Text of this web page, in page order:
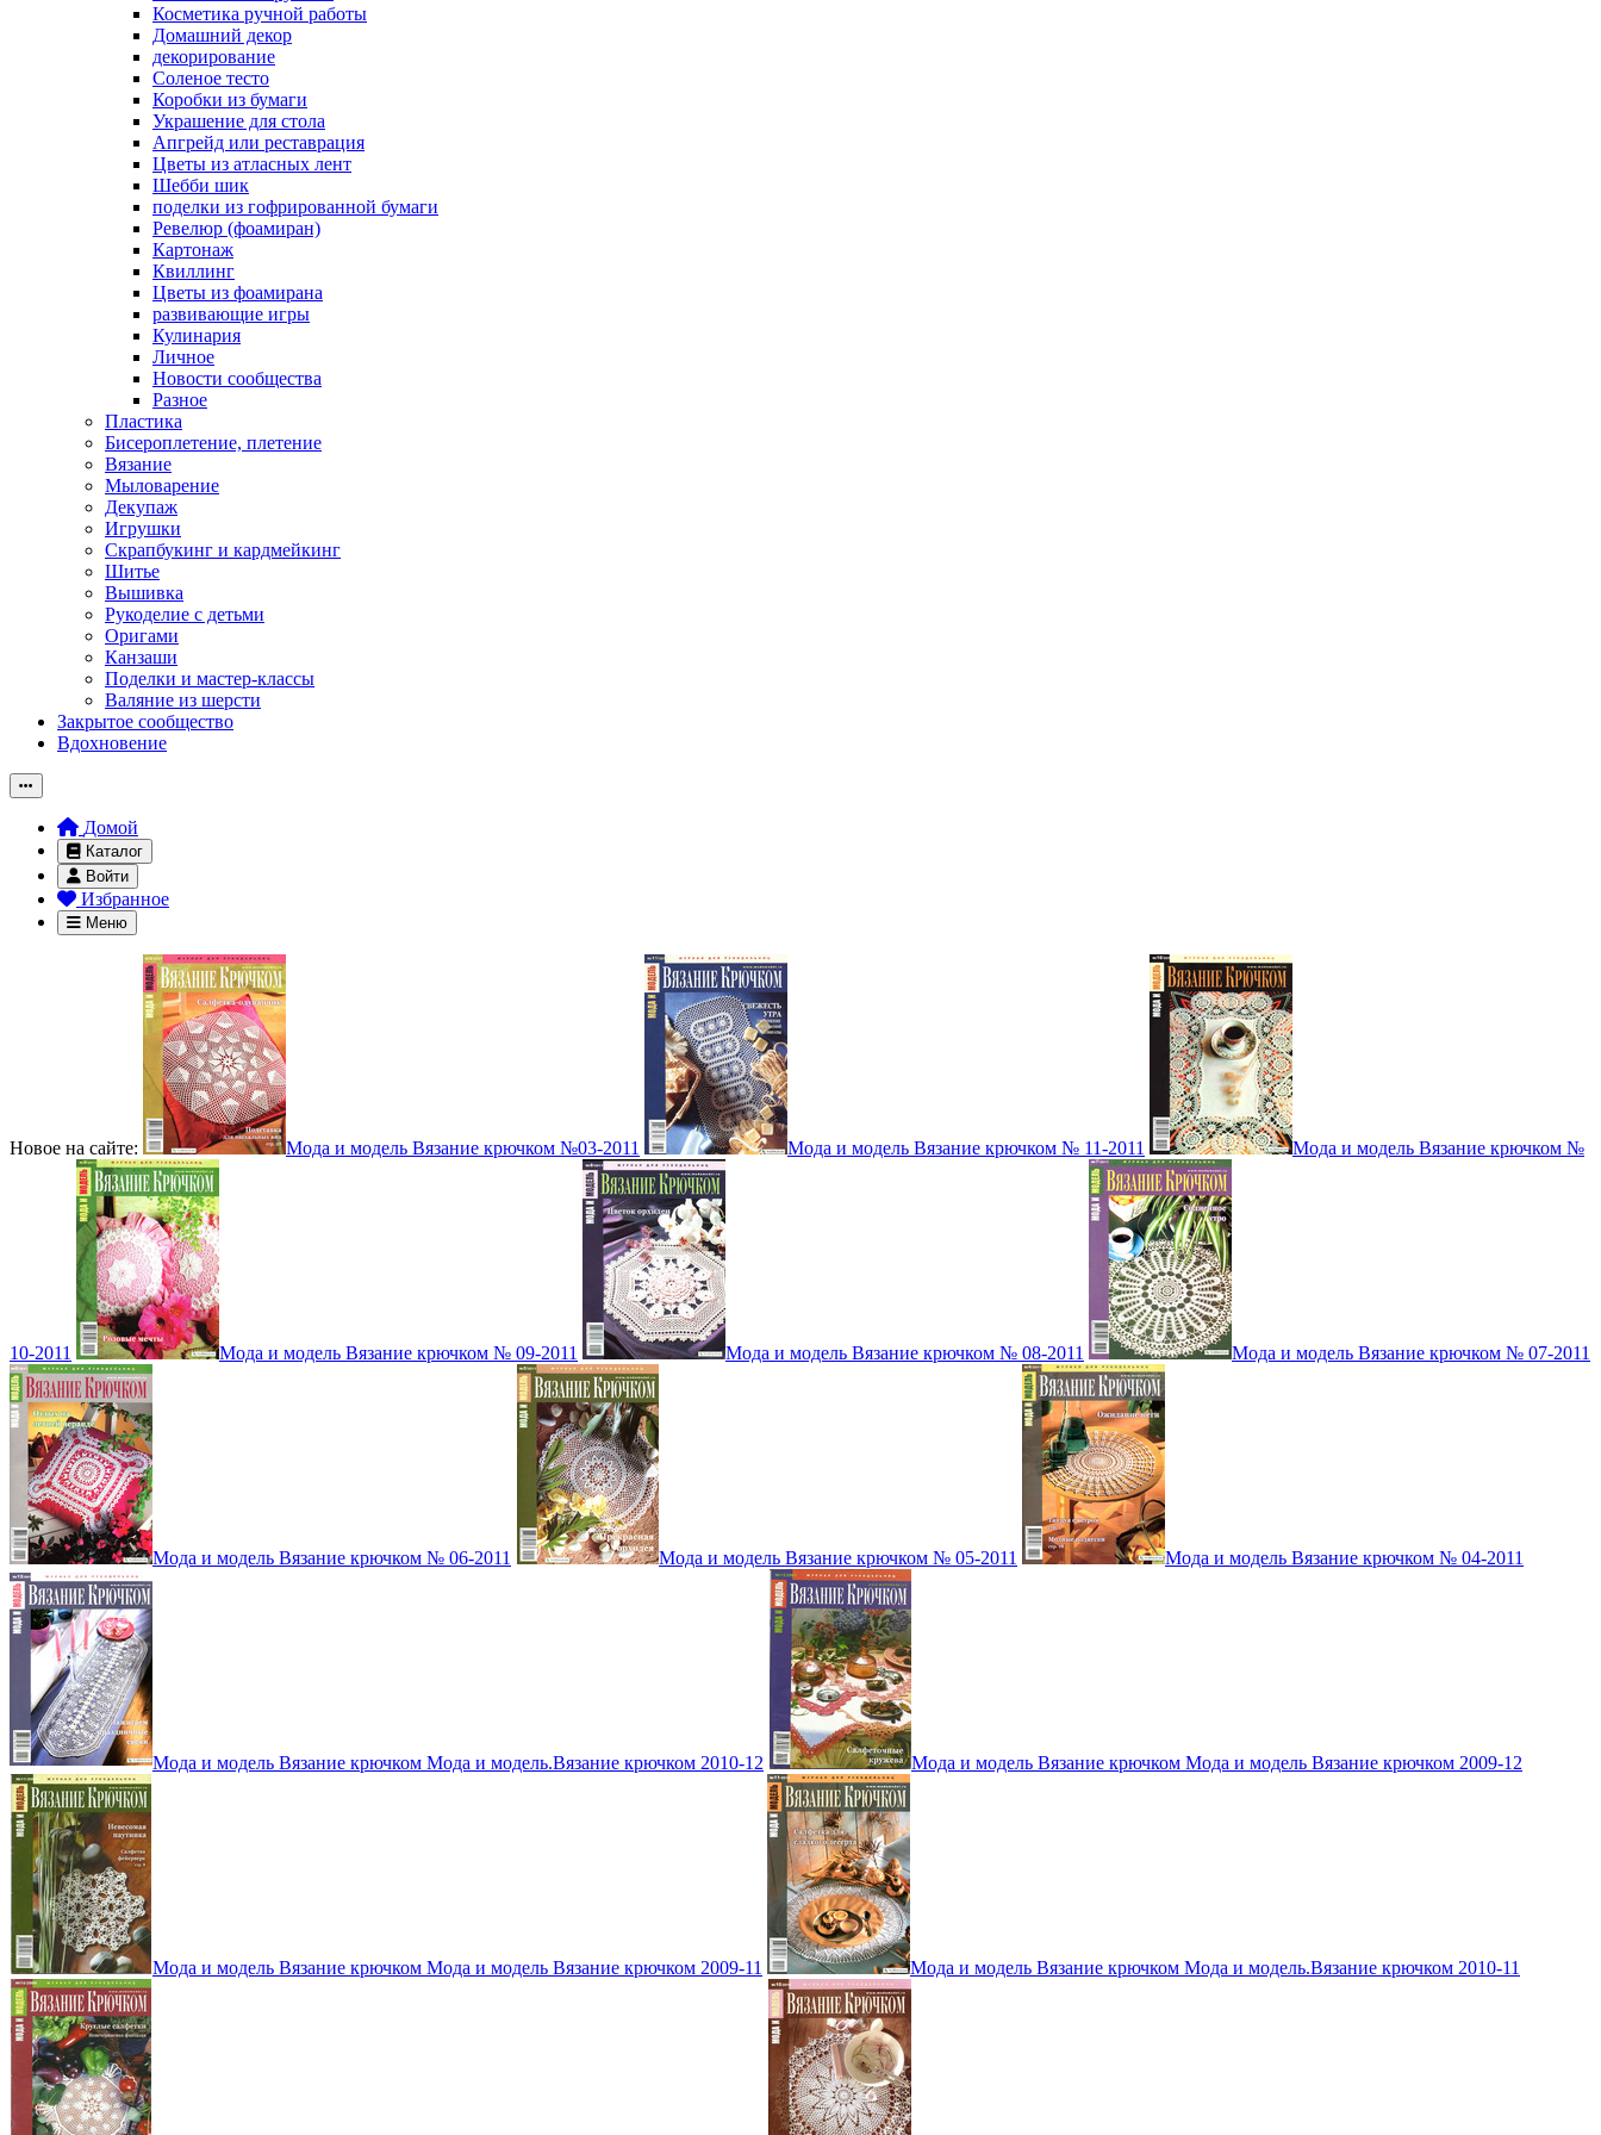
Косметика ручной работы
Домашний декор
декорирование
Соленое тесто
Коробки из бумаги
Украшение для стола
Апгрейд или реставрация
Цветы из атласных лент
Шебби шик
поделки из гофрированной бумаги
Ревелюр (фоамиран)
Картонаж
Квиллинг
Цветы из фоамирана
развивающие игры
Кулинария
Личное
Новости сообщества
Разное
Пластика
Бисероплетение, плетение
Вязание
Мыловарение
Декупаж
Игрушки
Скрапбукинг и кардмейкинг
Шитье
Вышивка
Рукоделие с детьми
Оригами
Канзаши
Поделки и мастер-классы
Валяние из шерсти
Закрытое сообщество
Вдохновение
Домой
Каталог
Войти
Избранное
Меню
Новое на сайте: Мода и модель Вязание крючком №03-2011 Мода и модель Вязание крючком № 11-2011 Мода и модель Вязание крючком №
10-2011 Мода и модель Вязание крючком № 09-2011 Мода и модель Вязание крючком № 08-2011 Мода и модель Вязание крючком № 07-2011
Мода и модель Вязание крючком № 06-2011 Мода и модель Вязание крючком № 05-2011 Мода и модель Вязание крючком № 04-2011
Мода и модель Вязание крючком Мода и модель.Вязание крючком 2010-12 Мода и модель Вязание крючком Мода и модель Вязание крючком 2009-12
Мода и модель Вязание крючком Мода и модель Вязание крючком 2009-11 Мода и модель Вязание крючком Мода и модель.Вязание крючком 2010-11